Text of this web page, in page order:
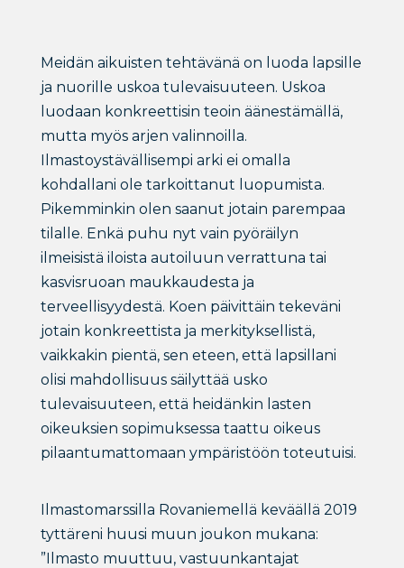
Meidän aikuisten tehtävänä on luoda lapsille
ja nuorille uskoa tulevaisuuteen. Uskoa
luodaan konkreettisin teoin äänestämällä,
mutta myös arjen valinnoilla.
Ilmastoystävällisempi arki ei omalla
kohdallani ole tarkoittanut luopumista.
Pikemminkin olen saanut jotain parempaa
tilalle. Enkä puhu nyt vain pyöräilyn
ilmeisistä iloista autoiluun verrattuna tai
kasvisruoan maukkaudesta ja
terveellisyydestä. Koen päivittäin tekeväni
jotain konkreettista ja merkityksellistä,
vaikkakin pientä, sen eteen, että lapsillani
olisi mahdollisuus säilyttää usko
tulevaisuuteen, että heidänkin lasten
oikeuksien sopimuksessa taattu oikeus
pilaantumattomaan ympäristöön toteutuisi.
Ilmastomarssilla Rovaniemellä keväällä 2019
tyttäreni huusi muun joukon mukana:
”Ilmasto muuttuu, vastuunkantajat